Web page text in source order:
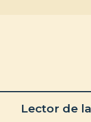
Lector de